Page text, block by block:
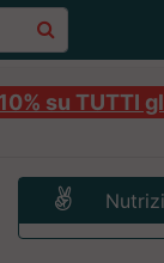
su TUTTI